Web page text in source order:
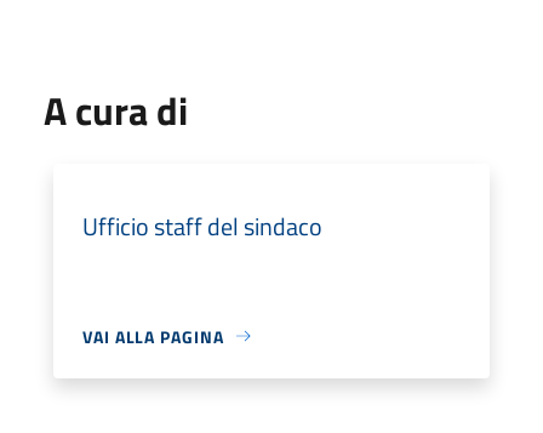
A cura di
Ufficio staff del sindaco
VAI ALLA PAGINA